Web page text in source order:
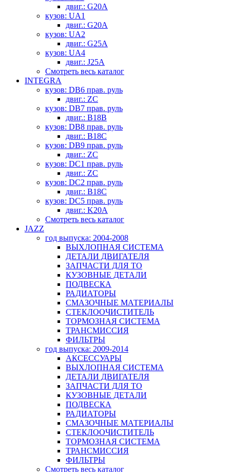
двиг.: G20A
кузов: UA1
двиг.: G20A
кузов: UA2
двиг.: G25A
кузов: UA4
двиг.: J25A
Смотреть весь каталог
INTEGRA
кузов: DB6 прав. руль
двиг.: ZC
кузов: DB7 прав. руль
двиг.: B18B
кузов: DB8 прав. руль
двиг.: B18C
кузов: DB9 прав. руль
двиг.: ZC
кузов: DC1 прав. руль
двиг.: ZC
кузов: DC2 прав. руль
двиг.: B18C
кузов: DC5 прав. руль
двиг.: K20A
Смотреть весь каталог
JAZZ
год выпуска: 2004-2008
ВЫХЛОПНАЯ СИСТЕМА
ДЕТАЛИ ДВИГАТЕЛЯ
ЗАПЧАСТИ ДЛЯ ТО
КУЗОВНЫЕ ДЕТАЛИ
ПОДВЕСКА
РАДИАТОРЫ
СМАЗОЧНЫЕ МАТЕРИАЛЫ
СТЕКЛООЧИСТИТЕЛЬ
ТОРМОЗНАЯ СИСТЕМА
ТРАНСМИССИЯ
ФИЛЬТРЫ
год выпуска: 2009-2014
АКСЕССУАРЫ
ВЫХЛОПНАЯ СИСТЕМА
ДЕТАЛИ ДВИГАТЕЛЯ
ЗАПЧАСТИ ДЛЯ ТО
КУЗОВНЫЕ ДЕТАЛИ
ПОДВЕСКА
РАДИАТОРЫ
СМАЗОЧНЫЕ МАТЕРИАЛЫ
СТЕКЛООЧИСТИТЕЛЬ
ТОРМОЗНАЯ СИСТЕМА
ТРАНСМИССИЯ
ФИЛЬТРЫ
Смотреть весь каталог